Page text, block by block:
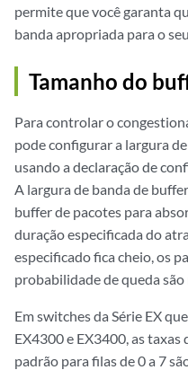
permite que você garanta
banda apropriada para o
Tamanho do
Para controlar o
pode configurar a largura
usando a declaração de
A largura de banda de
buffer de pacotes para
duração especificada do
especificado fica cheio, os
probabilidade de queda
Em switches da Série EX
EX4300 e EX3400, as
padrão para filas de 0 a 7